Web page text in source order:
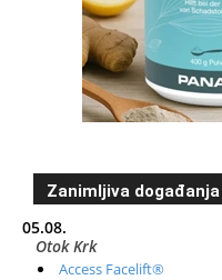
Zanimljiva događanja
05.08.
Otok Krk
Access Facelift®